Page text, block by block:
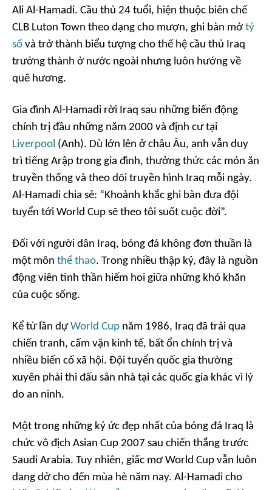
Ali Al-Hamadi. Cầu thủ 24 tuổi, hiện thuộc biên chế
CLB Luton Town theo dạng cho mượn, ghi bàn mở tỷ
số và trở thành biểu tượng cho thế hệ cầu thủ Iraq
trưởng thành ở nước ngoài nhưng luôn hướng về
quê hương.
Gia đình Al-Hamadi rời Iraq sau những biến động
chính trị đầu những năm 2000 và định cư tại
Liverpool (Anh). Dù lớn lên ở châu Âu, anh vẫn duy
trì tiếng Arập trong gia đình, thưởng thức các món ăn
truyền thống và theo dõi truyền hình Iraq mỗi ngày.
Al-Hamadi chia sẻ: “Khoảnh khắc ghi bàn đưa đội
tuyển tới World Cup sẽ theo tôi suốt cuộc đời”.
Đối với người dân Iraq, bóng đá không đơn thuần là
một môn thể thao. Trong nhiều thập kỷ, đây là nguồn
động viên tinh thần hiếm hoi giữa những khó khăn
của cuộc sống.
Kể từ lần dựWorld Cup năm 1986, Iraq đã trải qua
chiến tranh, cấm vận kinh tế, bất ổn chính trị và
nhiều biến cố xã hội. Đội tuyển quốc gia thường
xuyên phải thi đấu sân nhà tại các quốc gia khác vì lý
do an ninh.
Một trong những ký ức đẹp nhất của bóng đá Iraq là
chức vô địch Asian Cup 2007 sau chiến thắng trước
Saudi Arabia. Tuy nhiên, giấc mơ World Cup vẫn luôn
dang dở cho đến mùa hè năm nay. Al-Hamadi cho